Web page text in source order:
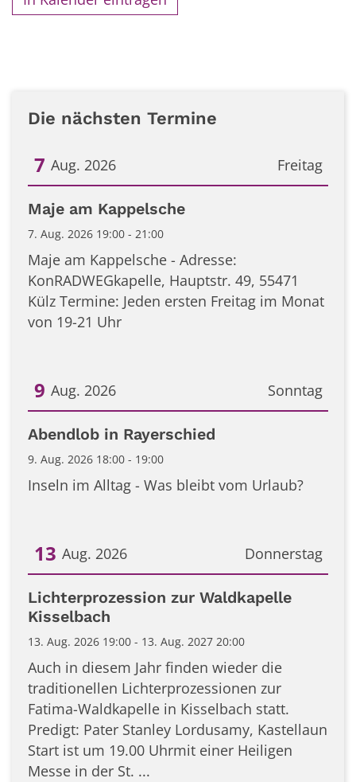
Die nächsten Termine
Freitag
7 Aug. 2026
Datum: 7. August 2026
Maje am Kappelsche
7. Aug. 2026 19:00 - 21:00
Maje am Kappelsche - Adresse:
KonRADWEGkapelle, Hauptstr. 49, 55471
Külz Termine: Jeden ersten Freitag im Monat
von 19-21 Uhr
Sonntag
9 Aug. 2026
Datum: 9. August 2026
Abendlob in Rayerschied
9. Aug. 2026 18:00 - 19:00
Inseln im Alltag - Was bleibt vom Urlaub?
Donnerstag
13 Aug. 2026
Datum: 13. August 2026
Lichterprozession zur Waldkapelle
Kisselbach
13. Aug. 2026 19:00 - 13. Aug. 2027 20:00
Auch in diesem Jahr finden wieder die
traditionellen Lichterprozessionen zur
Fatima-Waldkapelle in Kisselbach statt.
Predigt: Pater Stanley Lordusamy, Kastellaun
Start ist um 19.00 Uhrmit einer Heiligen
Messe in der St. ...